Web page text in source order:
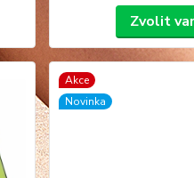
Zvolit
Akce
Novinka